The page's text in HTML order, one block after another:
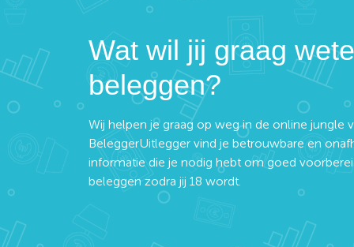
Wat wil jij graag
beleggen?
Wij helpen je graag op weg in de online jungle
BeleggerUitlegger vind je betrouwbare en
informatie die je nodig hebt om goed
beleggen zodra jij 18 wordt.